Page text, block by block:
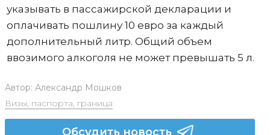
указывать в пассажирской декларации и
оплачивать пошлину 10 евро за каждый
дополнительный литр. Общий объем
ввозимого алкоголя не может превышать 5 л.
Автор: Александр Мошков
Визы, паспорта, граница
Обсудить новость